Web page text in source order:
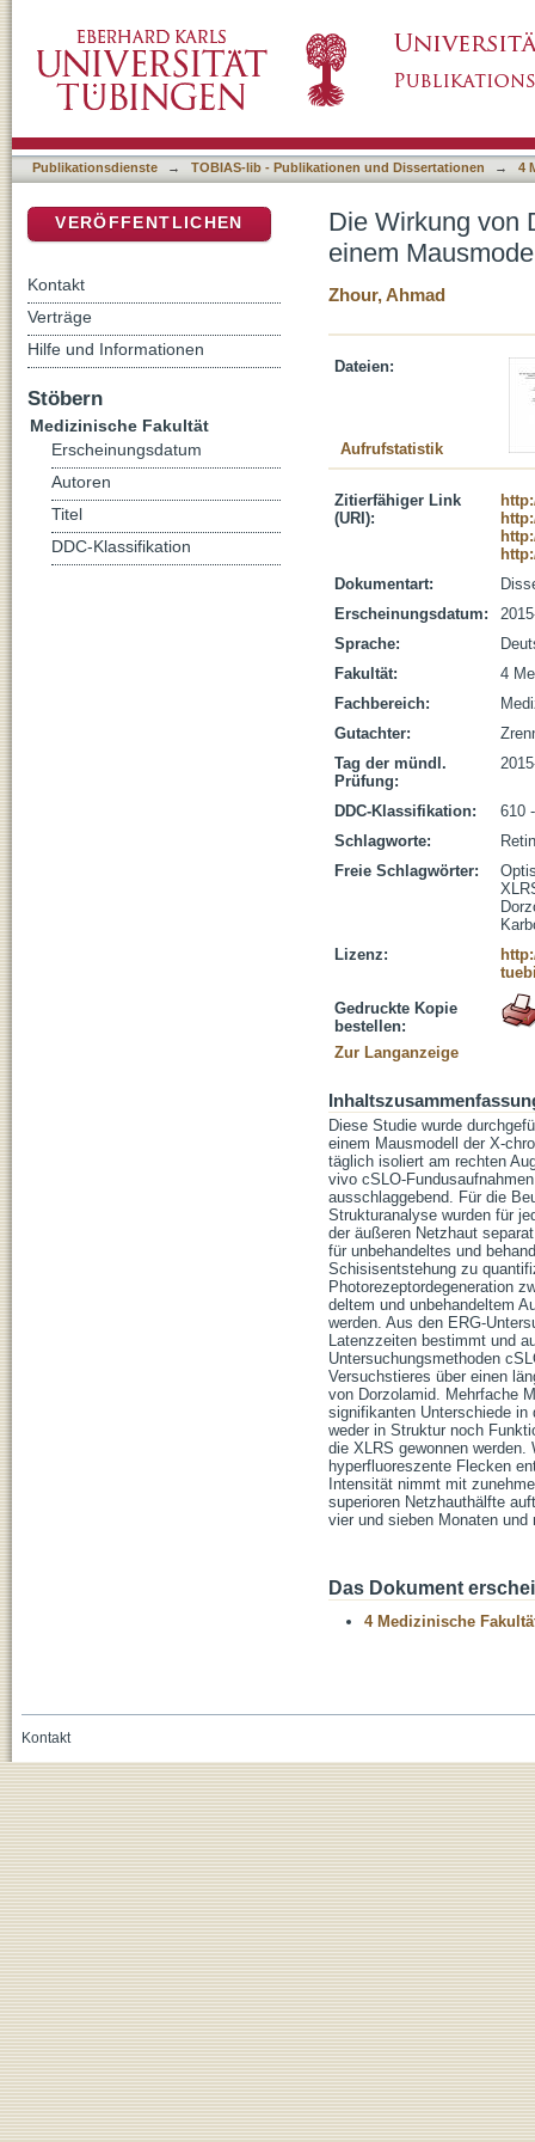
Juvenilen X-chromosomalen Retinoschisis
Publikationsdienste → TOBIAS-lib - Publikationen und Dissertationen → 4
Die Wirkung von
einem
Zhour, Ahmad
Dateien:
Aufrufstatistik
Zitierfähiger Link
(URI):
Dokumentart:
Erscheinungsdatum:
Sprache:
Fakultät:
4
Fachbereich:
Gutachter:
Tag der mündl.
Prüfung:
DDC-Klassifikation:
610
Schlagworte:
Freie Schlagwörter:
Lizenz:
Gedruckte Kopie
bestellen:
Zur Langanzeige
Diese Studie wurde
einem Mausmodell der X-
täglich isoliert am rechten
vivo cSLO-
ausschlaggebend. Für die
Strukturanalyse wurden für
der äußeren Netzhaut
für unbehandeltes und
Schisisentstehung zu
Photorezeptordegeneration
deltem und unbehandeltem
werden. Aus den ERG-
Latenzzeiten bestimmt und
Untersuchungsmethoden
Versuchstieres über einen
von Dorzolamid. Mehrfache
signifikanten Unterschiede in
weder in Struktur noch
die XLRS gewonnen
hyperfluoreszente Flecken
Intensität nimmt mit
superioren Netzhauthälfte
vier und sieben Monaten
Das Dokument
4 Medizinische
VERÖFFENTLICHEN
Kontakt
Verträge
Hilfe und Informationen
Stöbern
Medizinische Fakultät
Erscheinungsdatum
Autoren
Titel
DDC-Klassifikation
Kontakt